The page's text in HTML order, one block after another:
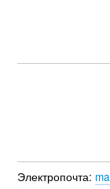
Электропочта: